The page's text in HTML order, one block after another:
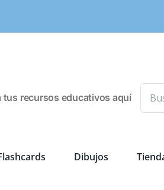
tus recursos educativos aquí
Dibujos